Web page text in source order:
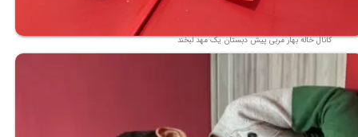
کانال خاله بهار مربی پیش دبستان یک مهد لبخند